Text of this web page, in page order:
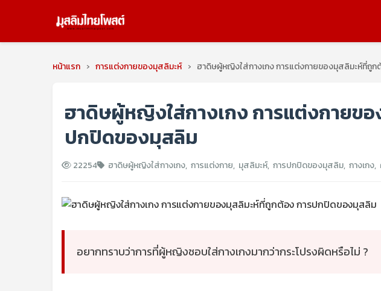
หน้าแรก › การแต่งกายของมุสลิมะห์ › ฮาดิษผู้หญิงใส่กางเกง การแต่งกายของมุสลิมะห์ที่ถู
ฮาดิษผู้หญิงใส่กางเกง การแต่งกายข
ปกปิดของมุสลิม
22254 ฮาดิษผู้หญิงใส่กางเกง, การแต่งกาย, มุสลิมะห์, การปกปิดของมุสลิม, กางเกง,
อยากทราบว่าการที่ผู้หญิงชอบใส่กางเกงมากว่ากระโปรงผิดหรือไม่ ?